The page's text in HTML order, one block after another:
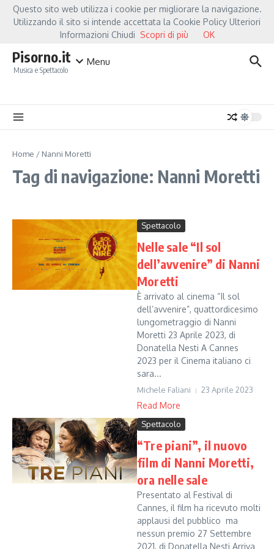
Salta al contenuto
Hot NewsFiorella Mannoia, a Capannori nasce “Anime Salve”: la data zero è
Pisorno.it
Musica e Spettacolo
Menu
Home / Nanni Moretti
Tag di navigazione: Nanni Moretti
Spettacolo
Nelle sale “Il sol
dell’avvenire” di Nanni
Moretti
È arrivato al cinema “Il sol
dell’avvenire”, quattordicesimo
lungometraggio di Nanni
Moretti 23 Aprile 2023, di
Donatella Nesti A Cannes
2023 per il Cinema italiano ci
sara...
Michele Faliani 23 Aprile 2023
Read More
Spettacolo
“Tre piani”, il nuovo
film di Nanni Moretti,
ora nelle sale
Presentato al Festival di
Cannes, il film ha ricevuto molti
applausi del pubblico ma
nessun premio 27 Settembre
2021, di Donatella Nesti Arriva
Questo sito web utilizza i cookie per migliorare la navigazione.
Utilizzando il sito si intende accettata la Cookie Policy Ulteriori
Informazioni Chiudi Scopri di più OK